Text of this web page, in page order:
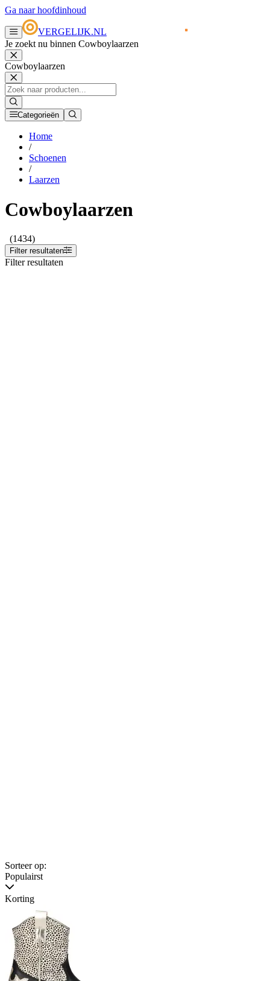
Ga naar hoofdinhoud
VERGELIJK.NL
Je zoekt nu binnen Cowboylaarzen
Cowboylaarzen
Categorieën
Home
/
Schoenen
/
Laarzen
Cowboylaarzen
(1434)
Filter resultaten
Filter resultaten
Sorteer op:
Populairst
Korting